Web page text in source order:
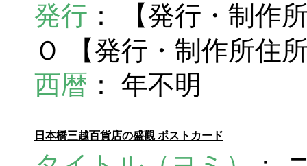
発行 ： 【発行・制作
Ｏ 【発行・制作所住
西暦 ： 年不明
日本橋三越百貨店の盛觀 ポストカード